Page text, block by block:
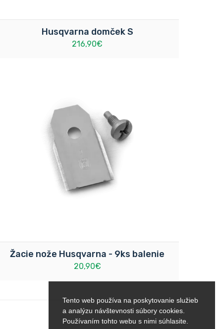
Tento web používa na poskytovanie služieb
a analýzu návštevnosti súbory cookies.
Používaním tohto webu s nimi súhlasite.
Husqvarna domček S
216,90€
Žacie nože Husqvarna - 9ks balenie
20,90€